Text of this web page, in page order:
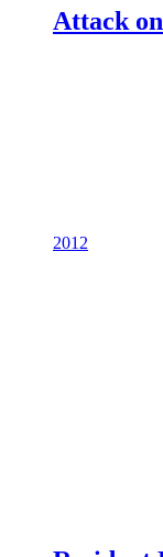
Attack
2012